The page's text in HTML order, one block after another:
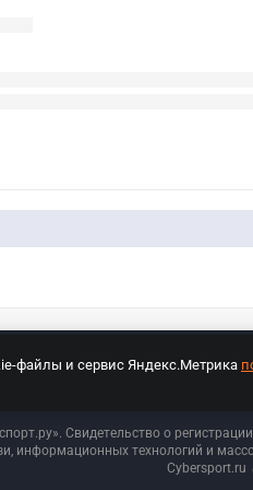
Свидетельство о
информационных технологий и
Cybersport.ru
файлы и сервис Яндекс.Метрика